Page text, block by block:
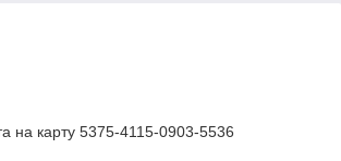
на карту 5375-4115-0903-5536